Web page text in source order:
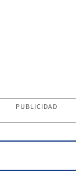
PUBLICIDAD